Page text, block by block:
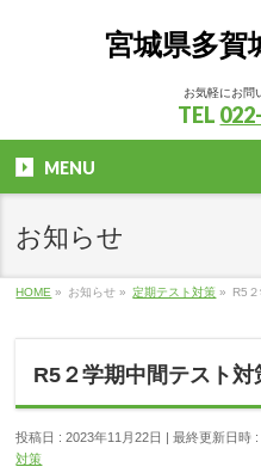
宮城県多賀
お気軽にお問
TEL
MENU
お知らせ
HOME » お知らせ » 定期テスト対策 » R5
R5２学期中間テスト対
投稿日 : 2023年11月22日 最終更新日時
対策